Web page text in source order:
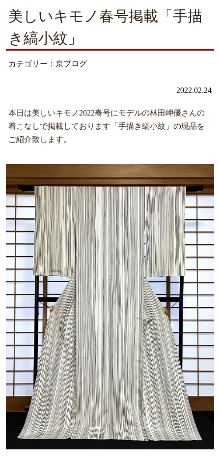
美しいキモノ春号掲載「手描
き縞小紋」
カテゴリー：京ブログ
2022.02.24
本日は美しいキモノ2022春号にモデルの林田岬優さんの
着こなしで掲載しております「手描き縞小紋」の現品を
ご紹介致します。